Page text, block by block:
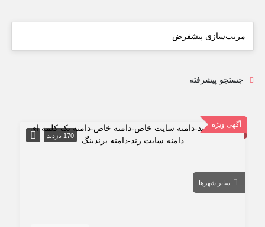
جستجو پیشرفته
آگهی ویژه
170 بازدید
سایر شهرها